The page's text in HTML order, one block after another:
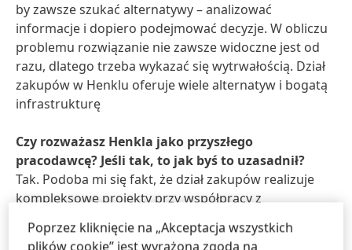
by zawsze szukać alternatywy – analizować
informacje i dopiero podejmować decyzje. W obliczu
problemu rozwiązanie nie zawsze widoczne jest od
razu, dlatego trzeba wykazać się wytrwałością. Dział
zakupów w Henklu oferuje wiele alternatyw i bogatą
infrastrukturę
Czy rozważasz Henkla jako przyszłego
pracodawcę? Jeśli tak, to jak byś to uzasadnił?
Tak. Podoba mi się fakt, że dział zakupów realizuje
kompleksowe projekty przy współpracy z
działem badań i rozwoju – dało mi to całościowy
Poprzez kliknięcie na „Akceptacja wszystkich
plików cookie” jest wyrażona zgoda na